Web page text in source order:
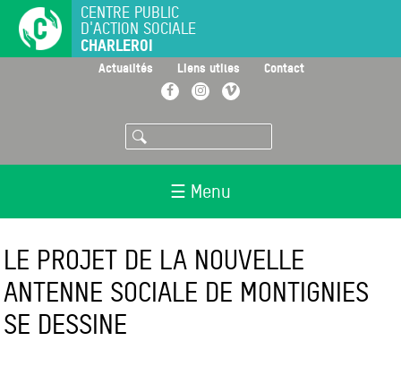
principal
CENTRE PUBLIC
D'ACTION SOCIALE
CHARLEROI
Actualités Liens utiles Contact
FacebookInstagramVimeo
Rechercher
☰ Menu
LE PROJET DE LA NOUVELLE
ANTENNE SOCIALE DE MONTIGNIES
SE DESSINE